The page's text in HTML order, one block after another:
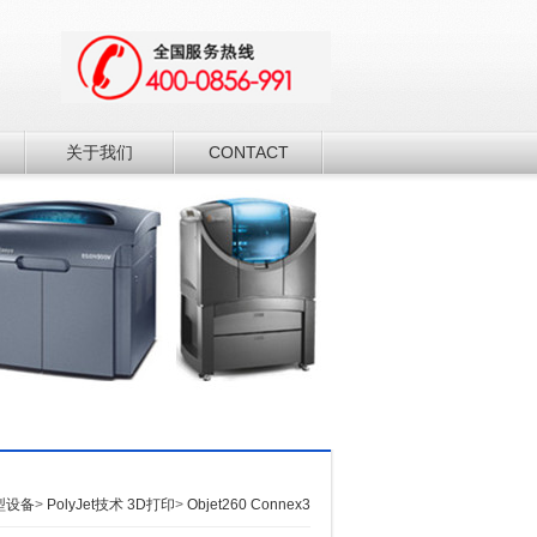
关于我们 CONTACT
设备> PolyJet技术 3D打印> Objet260 Connex3